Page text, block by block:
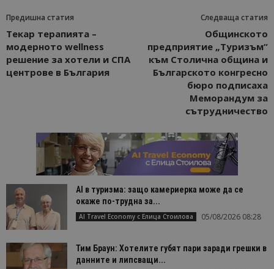
Предишна статия
Текар терапията –
модерното wellness
решение за хотели и СПА
центрове в България
Следваща статия
Общинското
предприятие „Туризъм“
към Столична община и
Българското конгресно
бюро подписаха
Меморандум за
сътрудничество
AI в туризма: защо камериерка може да се
окаже по-трудна за...
AI Travel Economy с Елица Стоилова 05/08/2026 08:28
Тим Браун: Хотелите губят пари заради грешки в
данните и липсващи...